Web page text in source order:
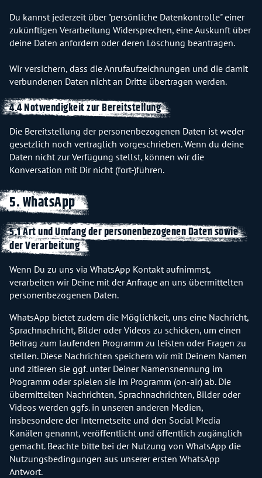
Du kannst jederzeit über "persönliche Datenkontrolle" einer
zukünftigen Verarbeitung Widersprechen, eine Auskunft über
deine Daten anfordern oder deren Löschung beantragen.
Wir versichern, dass die Anrufaufzeichnungen und die damit
verbundenen Daten nicht an Dritte übertragen werden.
4.4 Notwendigkeit zur Bereitstellung
Die Bereitstellung der personenbezogenen Daten ist weder
gesetzlich noch vertraglich vorgeschrieben. Wenn du deine
Daten nicht zur Verfügung stellst, können wir die
Konversation mit Dir nicht (fort-)führen.
5. WhatsApp
5.1 Art und Umfang der personenbezogenen Daten sowie
der Verarbeitung
Wenn Du zu uns via WhatsApp Kontakt aufnimmst,
verarbeiten wir Deine mit der Anfrage an uns übermittelten
personenbezogenen Daten.
WhatsApp bietet zudem die Möglichkeit, uns eine Nachricht,
Sprachnachricht, Bilder oder Videos zu schicken, um einen
Beitrag zum laufenden Programm zu leisten oder Fragen zu
stellen. Diese Nachrichten speichern wir mit Deinem Namen
und zitieren sie ggf. unter Deiner Namensnennung im
Programm oder spielen sie im Programm (on-air) ab. Die
übermittelten Nachrichten, Sprachnachrichten, Bilder oder
Videos werden ggfs. in unseren anderen Medien,
insbesondere der Internetseite und den Social Media
Kanälen genannt, veröffentlicht und öffentlich zugänglich
gemacht. Beachte bitte bei der Nutzung von WhatsApp die
Nutzungsbedingungen aus unserer ersten WhatsApp
Antwort.